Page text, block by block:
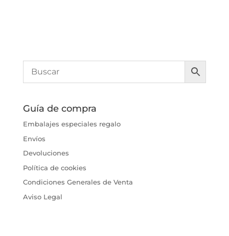
Guía de compra
Embalajes especiales regalo
Envíos
Devoluciones
Política de cookies
Condiciones Generales de Venta
Aviso Legal